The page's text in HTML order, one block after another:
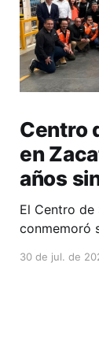
Centro
en
años
El Centro de
conmemoró
la
30 de jul. de